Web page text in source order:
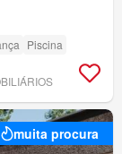
Piscina
muita procura